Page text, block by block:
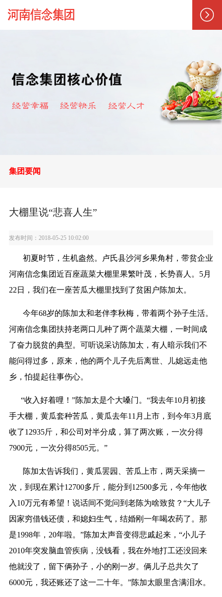
集团要闻
大棚里说“悲喜人生”
发布时间：2018-05-25 10:02:00
初夏时节，生机盎然。卢氏县沙河乡果角村，带贫企业
河南信念集团近百座蔬菜大棚里果繁叶茂，长势喜人。5月
22日，我们在一座苦瓜大棚里找到了贫困户陈加太。
今年68岁的陈加太和老伴李秋梅，带着两个孙子生活。
河南信念集团扶持老两口 儿种了两个蔬菜大棚，一时间成
了奋力脱贫的典型。可听说采访陈加太，有人暗示我们不
能问得过多，原来，他的两个儿子先后离世、儿媳远走他
乡，怕提起往事伤心。
“收入好着哩！”陈加太是个大嗓门。“我去年10月初接
手大棚，黄瓜套种苦瓜 ，黄瓜去年11月上市，到今年3月底
收了12935斤，和公司对半分成，算了两次账 ，一次分得
7900元，一次分得8505元。”
陈加太告诉我们，黄瓜罢园、苦瓜上市，两天采摘一
次，到现在累计12700多斤， 能分到12500多元，今年他收
入10万元有希望！ 说话间不觉问到老陈为啥致贫？“大儿子
因家穷借钱还债，和媳妇生气，结婚刚 一年喝农药了。那
是1998年，20年啦。”陈加太声音变得悲戚起来，“小儿子
2010年突发脑血管疾病，没钱看，我在外地打工还没回来
他就没了，留下俩孙子 ，小的刚一岁。俩儿子总共欠了
6000元，我还账还了这一二十年。”陈加太眼里含满泪水。